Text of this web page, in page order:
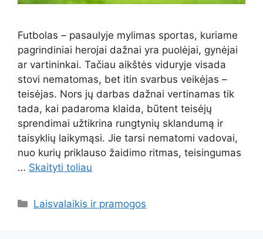
Futbolas – pasaulyje mylimas sportas, kuriame
pagrindiniai herojai dažnai yra puolėjai, gynėjai
ar vartininkai. Tačiau aikštės viduryje visada
stovi nematomas, bet itin svarbus veikėjas –
teisėjas. Nors jų darbas dažnai vertinamas tik
tada, kai padaroma klaida, būtent teisėjų
sprendimai užtikrina rungtynių sklandumą ir
taisyklių laikymąsi. Jie tarsi nematomi vadovai,
nuo kurių priklauso žaidimo ritmas, teisingumas
… Skaityti toliau
Kategorijos
Laisvalaikis ir pramogos